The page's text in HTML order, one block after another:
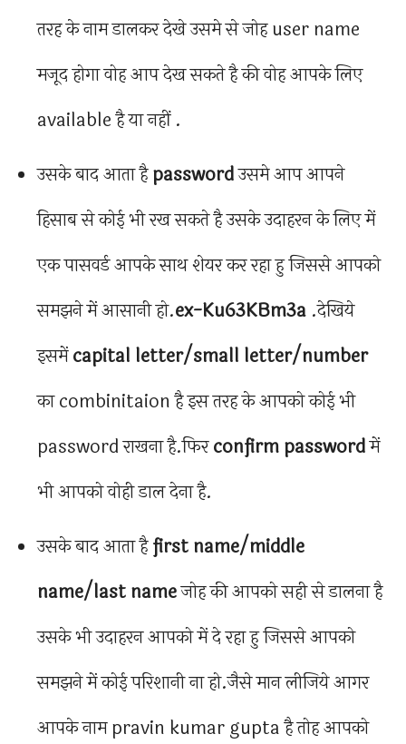
तरह के नाम डालकर देखे उसमे से जोह user name
मजूद होगा वोह आप देख सकते है की वोह आपके लिए
available है या नहीं .
उसके बाद आता हैpasswordउसमे आप आपने
हिसाब से कोई भी रख सकते है उसके उदाहरन के लिए में
एक पासवर्ड आपके साथ शेयर कर रहा हु जिससे आपको
समझने में आसानी हो.ex-Ku63KBm3a .देखिये
इसमेंcapital letter/small letter/number
का combinitaion है इस तरह के आपको कोई भी
password राखना है.फिरconfirm passwordमें
भी आपको वोही डाल देना है.
उसके बाद आता हैfirst name/middle
name/last nameजोह की आपको सही से डालना है
उसके भी उदाहरन आपको में दे रहा हु जिससे आपको
समझने में कोई परिशानी ना हो.जैसे मान लीजिये आगर
आपके नाम pravin kumar gupta है तोह आपको